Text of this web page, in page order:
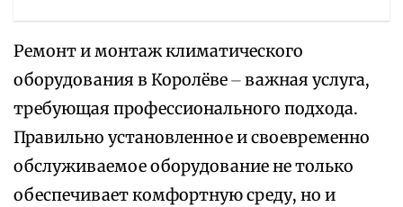
Ремонт и монтаж климатического
оборудования в Королёве ⏤ важная услуга,
требующая профессионального подхода.
Правильно установленное и своевременно
обслуживаемое оборудование не только
обеспечивает комфортную среду, но и